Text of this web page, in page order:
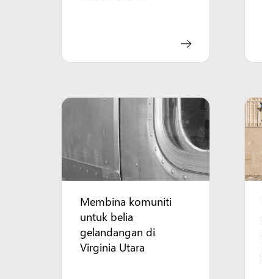
Membina komuniti
untuk belia
gelandangan di
Virginia Utara